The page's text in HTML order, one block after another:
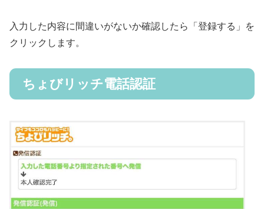
入力した内容に間違いがないか確認したら「登録する」を
クリックします。
ちょびリッチ電話認証